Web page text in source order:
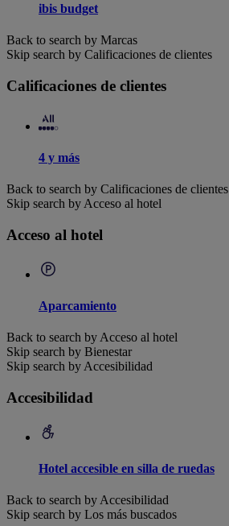
ibis budget
Back to search by Marcas
Skip search by Calificaciones de clientes
Calificaciones de clientes
4 y más
Back to search by Calificaciones de clientes
Skip search by Acceso al hotel
Acceso al hotel
Aparcamiento
Back to search by Acceso al hotel
Skip search by Bienestar
Skip search by Accesibilidad
Accesibilidad
Hotel accesible en silla de ruedas
Back to search by Accesibilidad
Skip search by Los más buscados